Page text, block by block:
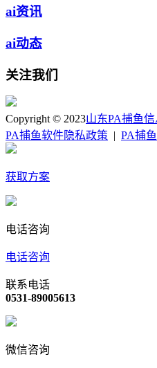
ai资讯
ai动态
关注我们
Copyright © 2023山东PA捕鱼
PA捕鱼软件隐私政策
PA捕
获取方案
电话咨询
电话咨询
联系电话
0531-89005613
微信咨询